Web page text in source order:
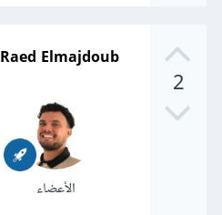
2
Raed Elmajdoub
الأعضاء